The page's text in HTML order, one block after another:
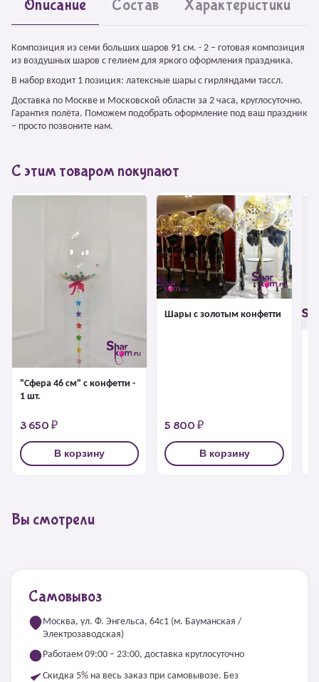
Описание Состав Характеристики
Композиция из семи больших шаров 91 см. - 2 – готовая композиция
из воздушных шаров с гелием для яркого оформления праздника.
В набор входит 1 позиция: латексные шары с гирляндами тассл.
Доставка по Москве и Московской области за 2 часа, круглосуточно.
Гарантия полёта. Поможем подобрать оформление под ваш праздник
– просто позвоните нам.
С этим товаром покупают
"Сфера 46 см" с конфетти -
1 шт.
3 650 ₽
В корзину
Шары с золотым конфетти
5 800 ₽
В корзину
Вы смотрели
Самовывоз
Москва, ул. Ф. Энгельса, 64с1 (м. Бауманская /
Электрозаводская)
Работаем 09:00 – 23:00, доставка круглосуточно
Скидка 5% на весь заказ при самовывозе. Без